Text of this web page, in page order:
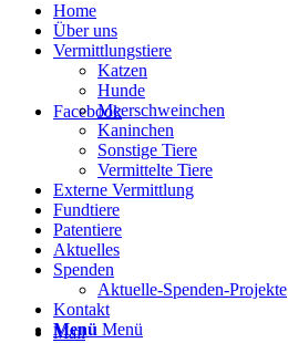
Facebook
Mail
Home
Über uns
Vermittlungstiere
Katzen
Hunde
Meerschweinchen
Kaninchen
Sonstige Tiere
Vermittelte Tiere
Externe Vermittlung
Fundtiere
Patentiere
Aktuelles
Spenden
Aktuelle-Spenden-Projekte
Kontakt
Menü Menü